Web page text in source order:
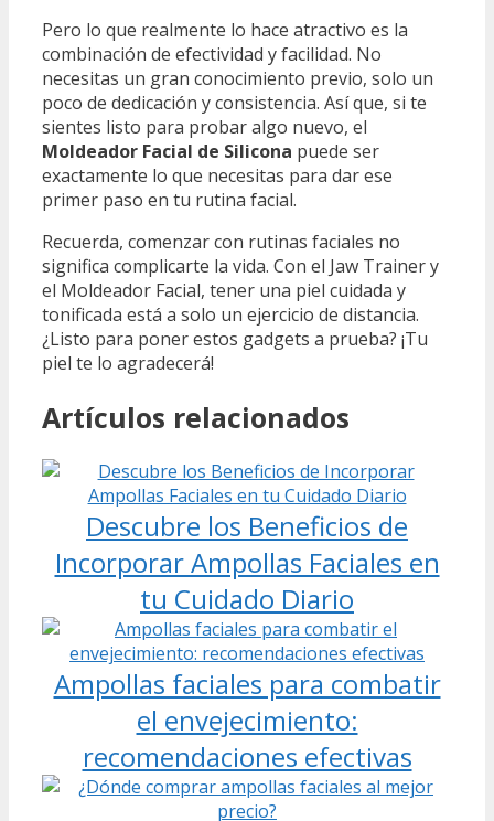
Pero lo que realmente lo hace atractivo es la
combinación de efectividad y facilidad. No
necesitas un gran conocimiento previo, solo un
poco de dedicación y consistencia. Así que, si te
sientes listo para probar algo nuevo, el
Moldeador Facial de Silicona puede ser
exactamente lo que necesitas para dar ese
primer paso en tu rutina facial.
Recuerda, comenzar con rutinas faciales no
significa complicarte la vida. Con el Jaw Trainer y
el Moldeador Facial, tener una piel cuidada y
tonificada está a solo un ejercicio de distancia.
¿Listo para poner estos gadgets a prueba? ¡Tu
piel te lo agradecerá!
Artículos relacionados
Descubre los Beneficios de
Incorporar Ampollas Faciales en
tu Cuidado Diario
Ampollas faciales para combatir
el envejecimiento:
recomendaciones efectivas